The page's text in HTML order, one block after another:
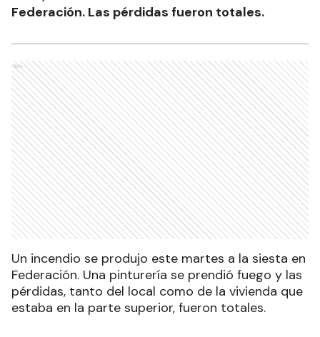
Federación. Las pérdidas fueron totales.
Ads
Un incendio se produjo este martes a la siesta en
Federación. Una pinturería se prendió fuego y las
pérdidas, tanto del local como de la vivienda que
estaba en la parte superior, fueron totales.